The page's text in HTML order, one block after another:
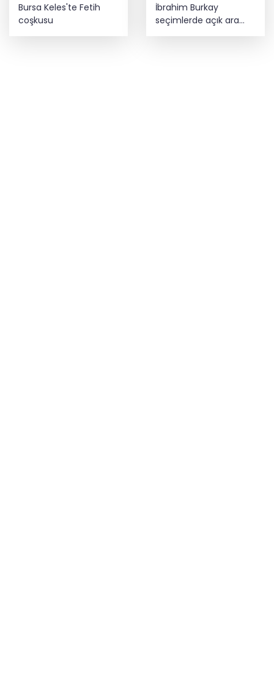
Bursa Keles'te Fetih
coşkusu
İbrahim Burkay
seçimlerde açık ara